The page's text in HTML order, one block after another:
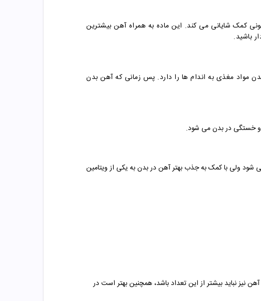
کمک شایانی می کند. این ماده به همراه آهن بیشترین
باشید.
مواد مغذی به اندام ها را دارد. پس زمانی که آهن بدن
شود ولی با کمک به جذب بهتر آهن در بدن به یکی از ویتامین
نمایید. مقدار مصرف قرص آهن نیز نباید بیشتر از این تعداد باشد، همچنین بهتر است در